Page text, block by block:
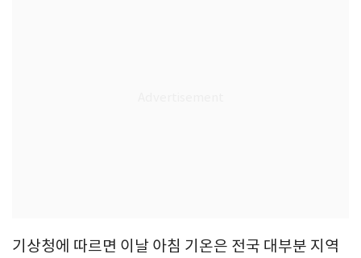
기상청에 따르면 이날 아침 기온은 전국 대부분 지역